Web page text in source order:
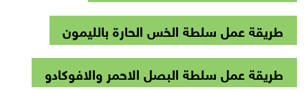
طريقة عمل سلطة الخس الحارة بالليمون
طريقة عمل سلطة البصل الاحمر والافوكادو